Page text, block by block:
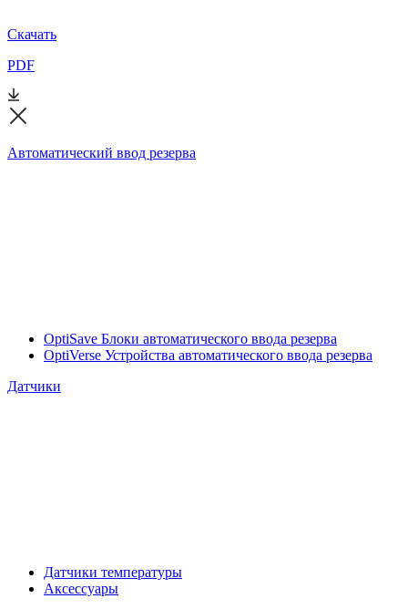
Скачать
PDF
Автоматический ввод резерва
OptiSave Блоки автоматического ввода резерва
OptiVerse Устройства автоматического ввода резерва
Датчики
Датчики температуры
Аксессуары